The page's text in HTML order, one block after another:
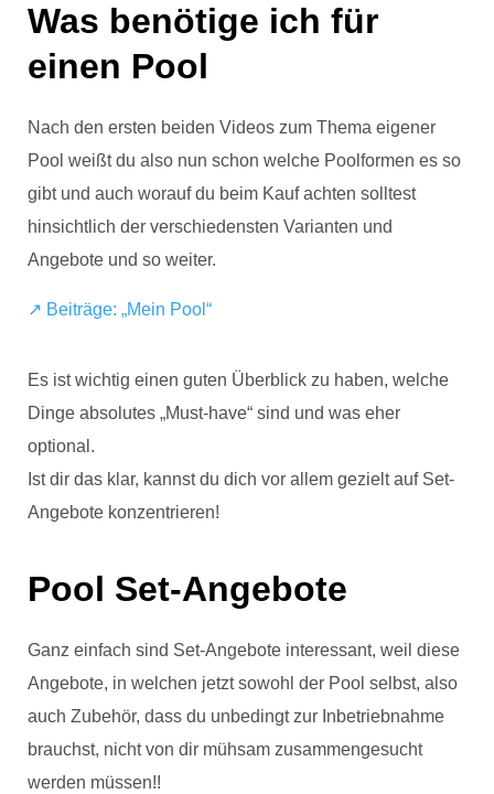
Was benötige ich für
einen Pool
Nach den ersten beiden Videos zum Thema eigener
Pool weißt du also nun schon welche Poolformen es so
gibt und auch worauf du beim Kauf achten solltest
hinsichtlich der verschiedensten Varianten und
Angebote und so weiter.
↗️ Beiträge: „Mein Pool“
Es ist wichtig einen guten Überblick zu haben, welche
Dinge absolutes „Must-have“ sind und was eher
optional.
Ist dir das klar, kannst du dich vor allem gezielt auf Set-
Angebote konzentrieren!
Pool Set-Angebote
Ganz einfach sind Set-Angebote interessant, weil diese
Angebote, in welchen jetzt sowohl der Pool selbst, also
auch Zubehör, dass du unbedingt zur Inbetriebnahme
brauchst, nicht von dir mühsam zusammengesucht
werden müssen!!